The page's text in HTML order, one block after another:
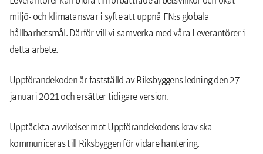
miljö- och klimatansvar i syfte att uppnå FN:s globala
hållbarhetsmål. Därför vill vi samverka med våra Leverantörer i
detta arbete.
Uppförandekoden är fastställd av Riksbyggens ledning den 27
januari 2021 och ersätter tidigare version.
Upptäckta avvikelser mot Uppförandekodens krav ska
kommuniceras till Riksbyggen för vidare hantering.